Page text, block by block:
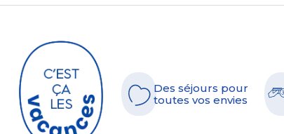
Des séjours pour
toutes vos envies